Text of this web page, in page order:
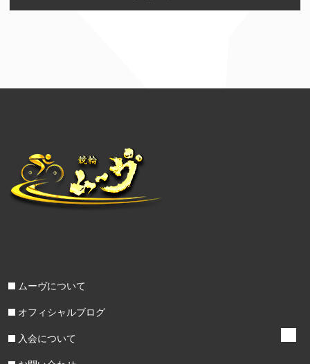
ムーヴについて
オフィシャルブログ
入会について